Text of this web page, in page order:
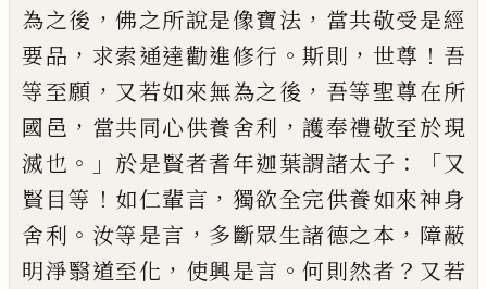
為之後 ，佛之所說是像寶法 ， 當共敬受是經
要品 ， 求索通達勸進修行 。斯則 ， 世尊 ！ 吾
等至願 ， 又若如來無為之後 ， 吾等聖尊在所
國邑 ， 當共同心供養舍利 ， 護奉禮敬至於現
滅也 。」 於是賢者耆年迦葉謂諸太子 ：「又
賢目等 ！ 如仁輩言 ， 獨欲全完供養如來神身
舍利 。 汝等是言 ， 多斷眾生諸德之本 ， 障蔽
明淨翳道至化 ， 使興是言 。何則然者 ？ 又若